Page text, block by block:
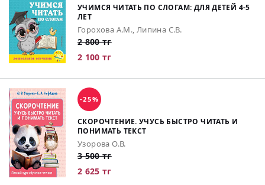
УЧИМСЯ ЧИТАТЬ ПО СЛОГАМ: ДЛЯ ДЕТЕЙ 4-5
ЛЕТ
Горохова А.М., Липина С.В.
2 800 тг
2 100 тг
-25%
СКОРОЧТЕНИЕ. УЧУСЬ БЫСТРО ЧИТАТЬ И
ПОНИМАТЬ ТЕКСТ
Узорова О.В.
3 500 тг
2 625 тг